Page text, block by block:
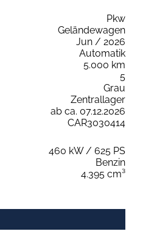
Pkw
Geländewagen
Jun / 2026
Automatik
5.000 km
5
Grau
Zentrallager
ab ca. 07.12.2026
CAR3030414
460 kW / 625 PS
Benzin
4.395 cm³